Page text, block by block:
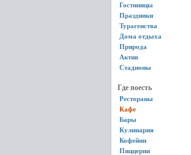
Гостиницы
Праздники
Турагенства
Дома отдыха
Природа
Актив
Стадионы
Где поесть
Рестораны
Кафе
Бары
Кулинария
Кофейни
Пиццерии